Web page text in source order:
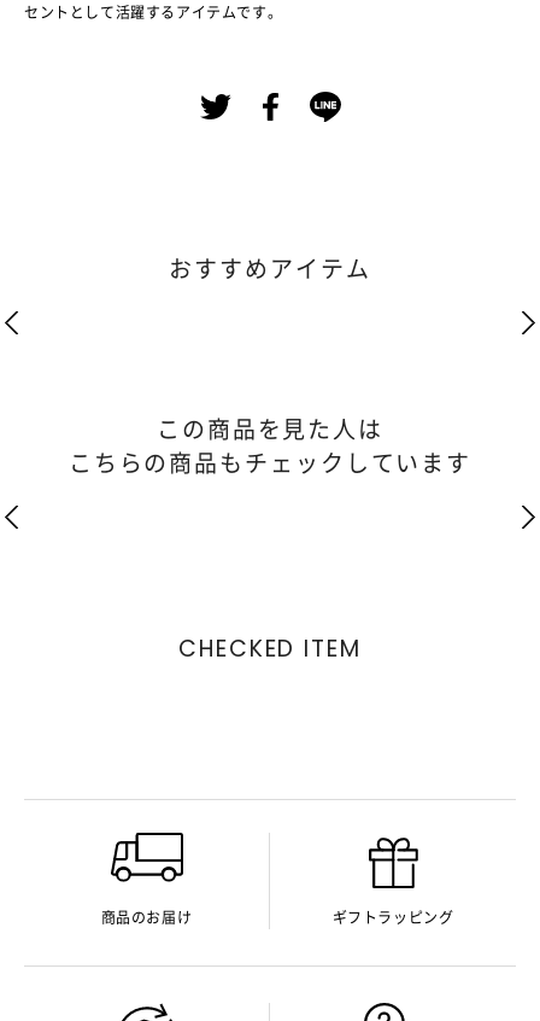
セントとして活躍するアイテムです。
おすすめアイテム
この商品を見た人は
こちらの商品もチェックしています
CHECKED ITEM
商品のお届け ギフトラッピング